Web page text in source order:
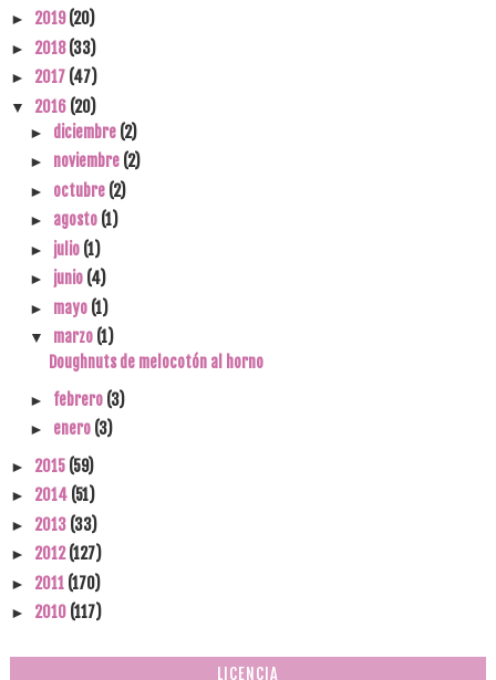
► 2019(20)
► 2018(33)
► 2017 (47)
▼ 2016 (20)
► diciembre (2)
► noviembre (2)
► octubre (2)
► agosto (1)
► julio (1)
► junio (4)
► mayo (1)
▼ marzo (1)
Doughnuts de melocotón al horno
► febrero (3)
► enero (3)
► 2015 (59)
► 2014 (51)
► 2013 (33)
► 2012(127)
► 2011 (170)
► 2010 (117)
LICENCIA